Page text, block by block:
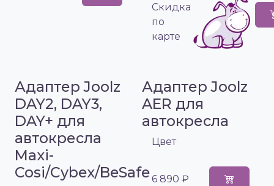
Cкидка
по
карте
Адаптер Joolz
DAY2, DAY3,
DAY+ для
автокресла
Maxi-
Cosi/Cybex/BeSafe
Адаптер Joolz
AER для
автокресла
Цвет
6 890 ₽